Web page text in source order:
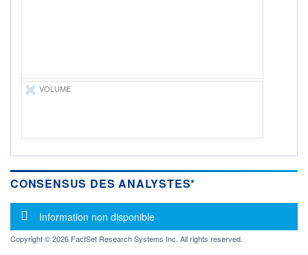
Non éligible
Boursobank
VOLUME
CONSENSUS DES ANALYSTES*
Message d'information
Information non disponible
Copyright © 2026 FactSet Research Systems Inc. All rights reserved.